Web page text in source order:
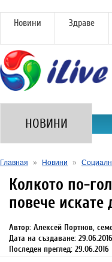
Новини Здраве
НОВИНИ
Главная » Новини »
Колкото по-
повече искате
Автор: Алексей Портнов,
Дата на създаване: 29.06.2016
Последен преглед: 29.06.2016